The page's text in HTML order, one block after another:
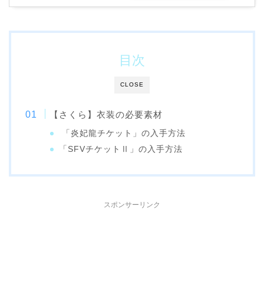
CLOSE
目次
【さくら】衣装の必要素材
「炎妃龍チケット」の入手方法
「SFVチケットⅡ」の入手方法
スポンサーリンク